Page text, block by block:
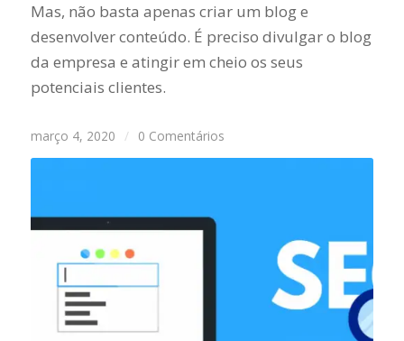
Mas, não basta apenas criar um blog e
desenvolver conteúdo. É preciso divulgar o blog
da empresa e atingir em cheio os seus
potenciais clientes.
março 4, 2020 / 0 Comentários